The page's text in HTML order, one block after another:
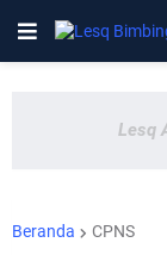
Lesq
Beranda CPNS